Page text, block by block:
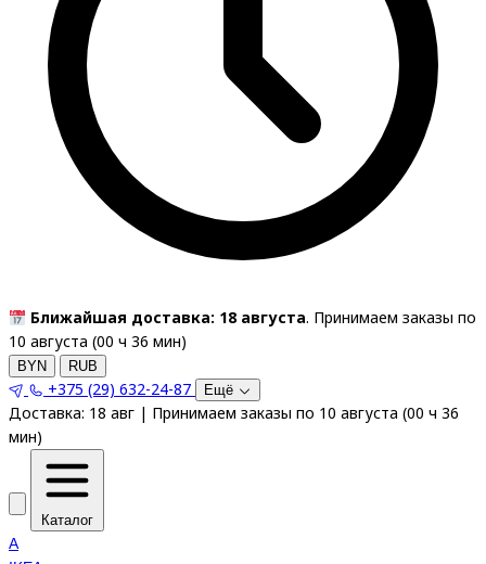
Ближайшая доставка: 18 августа. Принимаем заказы по
10 августа (00 ч 36 мин)
BYN RUB
+375 (29) 632-24-87 Ещё
Доставка: 18 авг | Принимаем заказы по 10 августа (00 ч 36
мин)
Каталог
A